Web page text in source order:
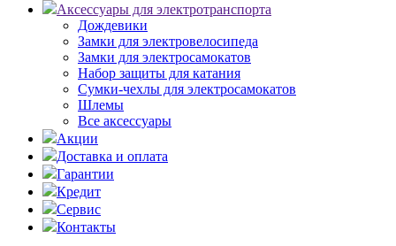
Аксессуары для электротранспорта
Дождевики
Замки для электровелосипеда
Замки для электросамокатов
Набор защиты для катания
Сумки-чехлы для электросамокатов
Шлемы
Все аксессуары
Акции
Доставка и оплата
Гарантии
Кредит
Сервис
Контакты